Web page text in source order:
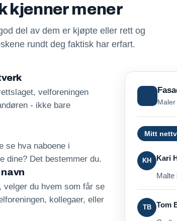
kjenner mener
del av dem er kjøpte eller rett og
rundt deg faktisk har erfart.
velforeningen
- ikke bare
se hva naboene i
dine? Det bestemmer du.
velger du hvem som får se
kollegaer, eller
Mitt
KH Kari
Malte
TB Tom